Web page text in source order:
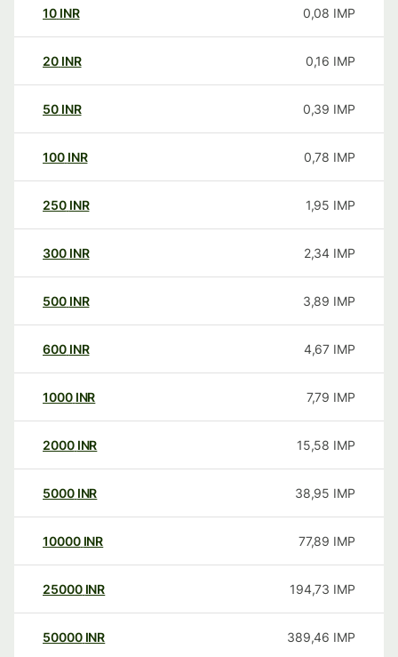
10 INR 0,08 IMP
20 INR 0,16 IMP
50 INR 0,39 IMP
100 INR 0,78 IMP
250 INR 1,95 IMP
300 INR 2,34 IMP
500 INR 3,89 IMP
600 INR 4,67 IMP
1000 INR 7,79 IMP
2000 INR 15,58 IMP
5000 INR 38,95 IMP
10000 INR 77,89 IMP
25000 INR 194,73 IMP
50000 INR 389,46 IMP